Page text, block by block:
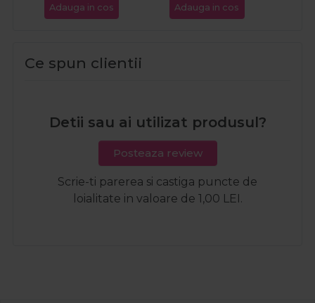
Adauga in cos
Brown 15ml
Adauga in cos
Ce spun clientii
Detii sau ai utilizat produsul?
Posteaza review
Scrie-ti parerea si castiga puncte de
loialitate in valoare de 1,00 LEI.